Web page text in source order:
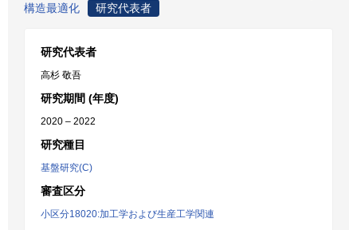
構造最適化
研究代表者
研究代表者
高杉 敬吾
研究期間 (年度)
2020 – 2022
研究種目
基盤研究(C)
審査区分
小区分18020:加工学および生産工学関連